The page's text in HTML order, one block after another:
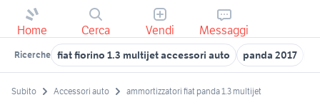
Home Cerca Vendi Messaggi
Ricerche fiat fiorino 1.3 multijet accessori auto panda 2017
Subito Accessori auto ammortizzatori fiat panda 1.3 multijet